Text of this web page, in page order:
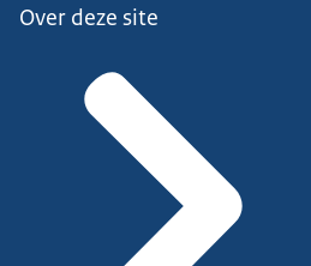
Over deze site